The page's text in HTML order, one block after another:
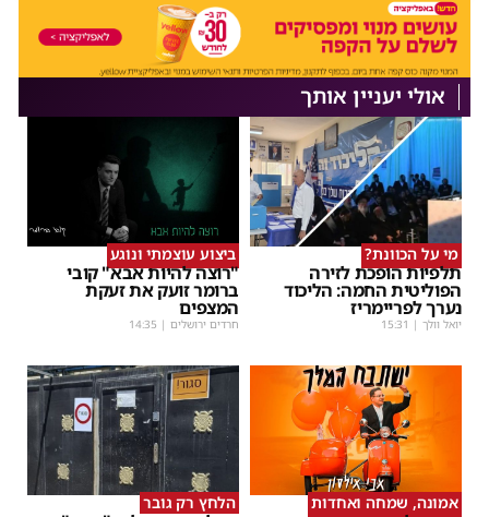
אולי יעניין אותך
מי על הכוונת?
תלפיות הופכת לזירה
הפוליטית החמה: הליכוד
נערך לפריימריז
יואל וולך |
15:31
ביצוע עוצמתי ונוגע
"רוצה להיות אבא" קובי
ברומר זועק את זעקת
המצפים
חרדים ירושלים |
14:35
אמונה, שמחה ואחדות הלחץ רק גובר